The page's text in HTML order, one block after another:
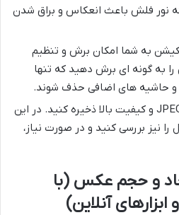
نور فلش باعث انعکاس و براق شدن
به شما امکان برش و تنظیم
به گونه ای برش دهید که تنها
و حاشیه های اضافی حذف شوند.
فایل نهایی را با فرمت JPEG و کیفیت بالا ذخیره کنید. در این
را نیز بررسی کنید و در صورت نیاز،
و حجم عکس (با
ابزارهای آنلاین)